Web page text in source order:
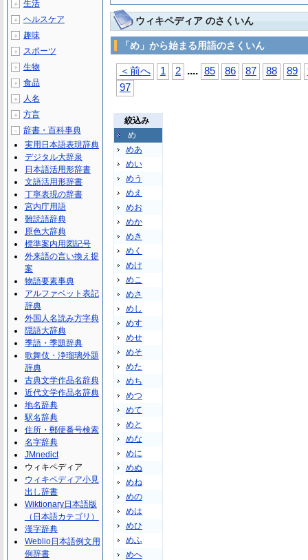
ウィキペディア のさくいん
「め」から始まる用語のさくいん
＜前へ 1 2 .... 85 86 87 88 89
97
絞込み
め
めあ
めい
めう
めえ
めお
めか
めき
めく
めけ
めこ
めさ
めし
めす
めせ
めそ
めた
めち
めつ
めて
めと
めな
めに
めぬ
めね
めの
めは
めひ
めふ
めへ
＋ 生活
＋ ヘルスケア
＋ 趣味
＋ スポーツ
＋ 生物
＋ 食品
＋ 人名
＋ 方言
－
辞書・百科事典
実用日本語表現辞典
デジタル大辞泉
日本語活用形辞書
文語活用形辞書
丁寧表現の辞書
宮内庁用語
難読語辞典
原色大辞典
標準案内用図記号
外来語の言い換え提
案
物語要素事典
アルファベット表記
辞典
外国人名読み方字典
隠語大辞典
季語・季題辞典
歌舞伎・浄瑠璃外題
辞典
古典文学作品名辞典
近代文学作品名辞典
地名辞典
駅名辞典
住所・郵便番号検索
名字辞典
JMnedict
ウィキペディア
ウィキペディア小見
出し辞書
Wiktionary日本語版
（日本語カテゴリ）
漢字辞典
Weblio日本語例文用
例辞書